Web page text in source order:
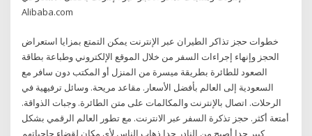
Alibaba.com
خطوات حجز تذاكر الطيران عبر الإنترنت يمكن التمتع بمزايا استعراض
الحجز وإنهاء إجراءات السفر من خلال الموقع الإلكتروني وطباعة بطاقة
الصعود للطائرة بطريقة ميسرة من المنزل أو المكتب دون سافر مع
السعودية إلى العالم بأفضل الأسعار. مقاعد مريحة. وسائل ترفيهية في
الرحلات. اتصال بالإنترنت والمكالمات على متن الطائرة. وجبات الذواقة.
أمتعة أكثر. حجز تذكرة السفر عبر الانترنت. مع تطور العالم الرقمي بشكل
كبير جدا أصبح من النادر جدا ذهاب الناس لأي مكان لقضاء حاجياتهم